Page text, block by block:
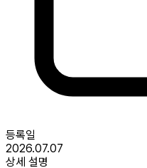
등록일
2026.07.07
상세 설명